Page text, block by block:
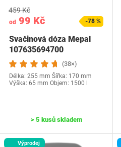
od 99 Kč
459 Kč
-78 %
Svačinová dóza Mepal
107635694700
(38×)
Délka: 255 mm Šířka: 170 mm
Výška: 65 mm Objem: 1500 l
> 5 kusů skladem
Výprodej